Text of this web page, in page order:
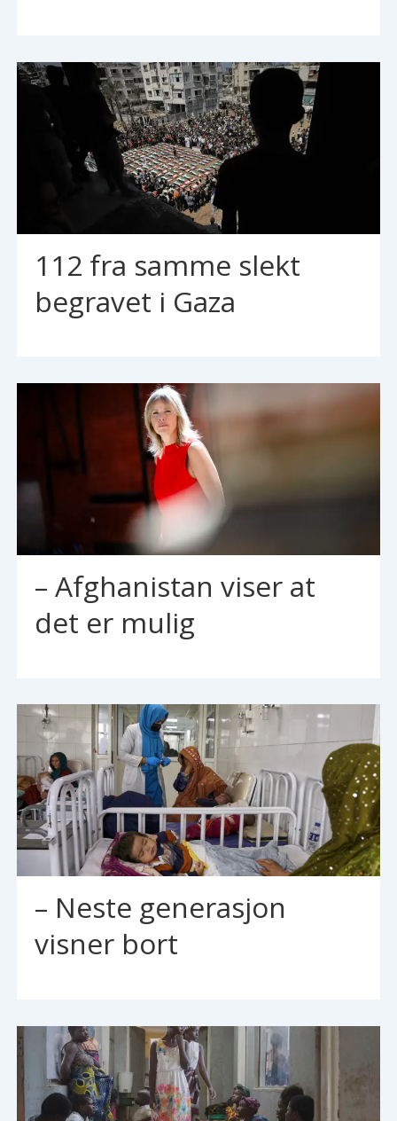
112 fra samme slekt
begravet i Gaza
– Afghanistan viser at
det er mulig
– Neste generasjon
visner bort